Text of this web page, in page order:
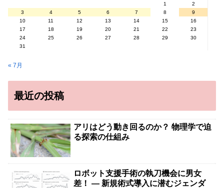
1
2
3
4 5 6 7 8
9
10
11 12 13 14 15
16
17
18 19 20 21 22
23
24
25 26 27 28 29
30
31
« 7月
最近の投稿
アリはどう動き回るのか？ 物理学で迫
る探索の仕組み
ロボット支援手術の執刀機会に男女
差！ — 新規術式導入に潜むジェンダ